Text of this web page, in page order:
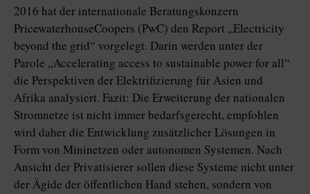
2016 hat der internationale Beratungskonzern
PricewaterhouseCoopers (PwC) den Report „Electricity
be­yond the grid“ vorgelegt. Darin werden unter der
Parole „Accelerating access to sustainable power for all“
die Perspektiven der Elektrifizierung für Asien und
Afrika analysiert. Fazit: Die Erweiterung der nationalen
Stromnetze ist nicht immer bedarfsgerecht, empfohlen
wird daher die Entwicklung zusätzlicher Lösungen in
Form von Mininetzen oder autonomen Systemen. Nach
Ansicht der Privatisierer sollen diese Systeme nicht unter
der Ägide der öffentlichen Hand stehen, sondern von